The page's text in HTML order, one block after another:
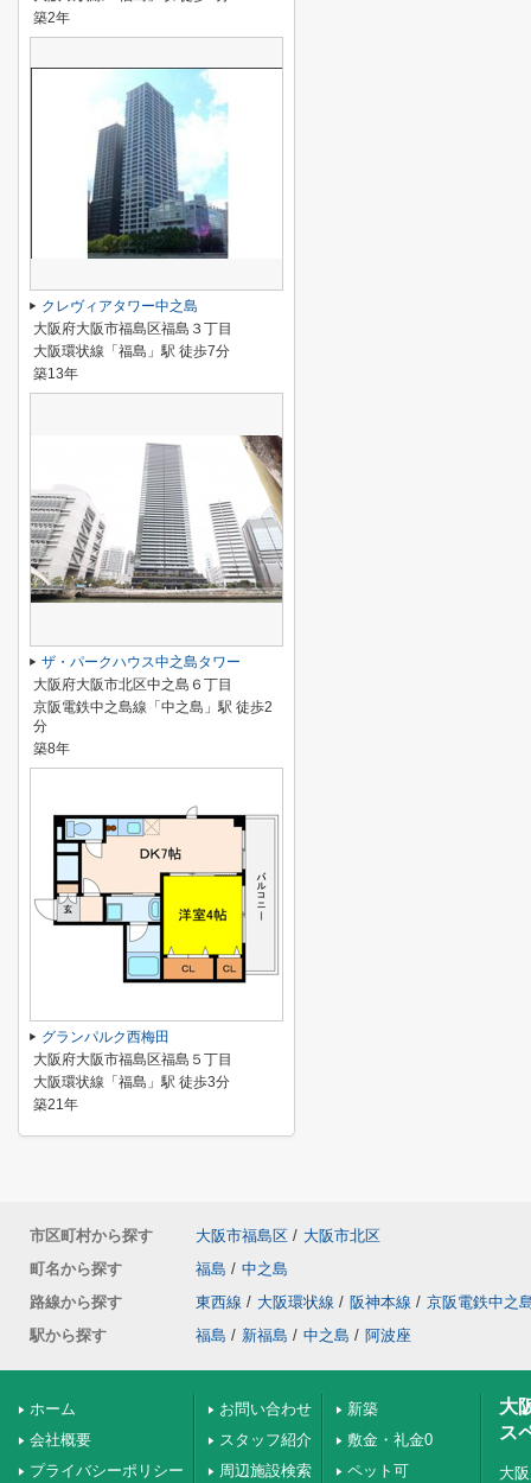
築2年
クレヴィアタワー中之島
大阪府大阪市福島区福島３丁目
大阪環状線「福島」駅 徒歩7分
築13年
ザ・パークハウス中之島タワー
大阪府大阪市北区中之島６丁目
京阪電鉄中之島線「中之島」駅 徒歩2
分
築8年
グランパルク西梅田
大阪府大阪市福島区福島５丁目
大阪環状線「福島」駅 徒歩3分
築21年
市区町村から探す 大阪市福島区 / 大阪市北区
町名から探す
福島 / 中之島
路線から探す
東西線 / 大阪環状線 / 阪神本線 / 京阪電鉄中之
駅から探す
福島 / 新福島 / 中之島 / 阿波座
ホーム
会社概要
プライバシーポリシー
お問い合わせ
スタッフ紹介
周辺施設検索
新築
敷金・礼金0
ペット可
大
ス
大